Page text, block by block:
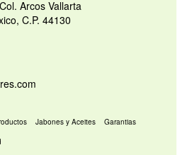
Arcos Vallarta
C.P. 44130
Jabones y Aceites
Garantias